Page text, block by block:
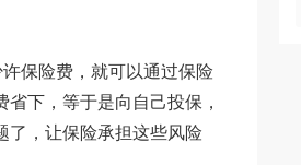
保险费，就可以通过保险
下，等于是向自己投保，
了，让保险承担这些风险